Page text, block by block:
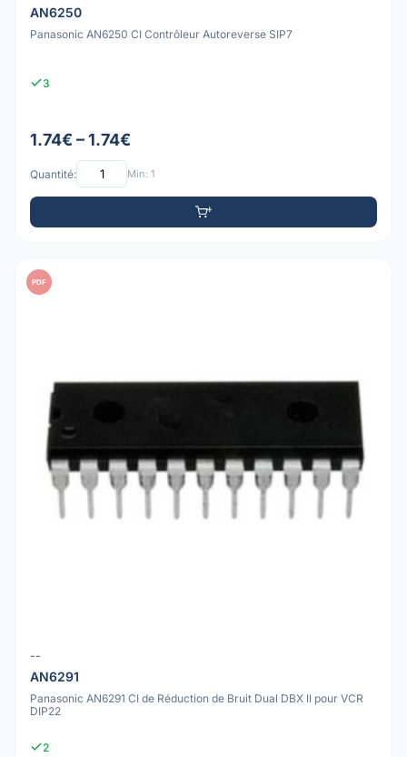
AN6250
Panasonic AN6250 CI Contrôleur Autoreverse SIP7
3
1.74€ – 1.74€
Quantité: Min: 1
PDF
--
AN6291
Panasonic AN6291 CI de Réduction de Bruit Dual DBX II pour VCR
DIP22
2